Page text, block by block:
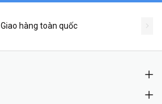
Giao hàng toàn quốc